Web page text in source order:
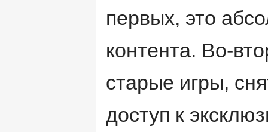
первых, это
контента. Во-
старые игры,
доступ к